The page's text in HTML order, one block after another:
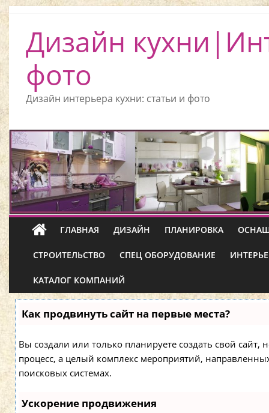
Дизайн
фото
Дизайн интерьера кухни: статьи и фото
ГЛАВНАЯ ДИЗАЙН ПЛАНИРОВКА
СТРОИТЕЛЬСТВО СПЕЦ ОБОРУДОВАНИЕ
КАТАЛОГ КОМПАНИЙ
Как продвинуть сайт на первые места?
Вы создали или только планируете создать свой сайт,
процесс, а целый комплекс мероприятий,
поисковых системах.
Ускорение продвижения